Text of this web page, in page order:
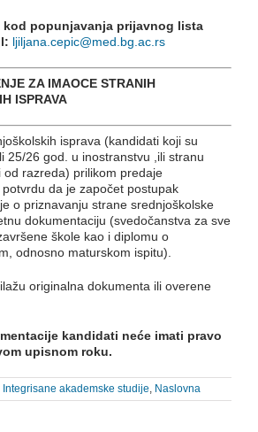
kod popunjavanja prijavnog lista
ljiljana.cepic@med.bg.ac.rs
ZA IMAOCE STRANIH
ISPRAVA
isprava (kandidati koji su
25/26 god. u inostranstvu ,ili stranu
od razreda) prilikom predaje
da je započet postupak
o priznavanju strane srednjoškolske
dokumentaciju (svedočanstva za sve
škole kao i diplomu o
odnosno maturskom ispitu).
originalna dokumenta ili overene
kandidati neće imati pravo
upisnom roku.
Integrisane akademske studije, Naslovna